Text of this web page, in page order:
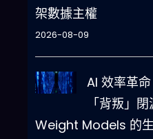
架數據主權
2026-08-09
AI 效率革
「背叛」
Weight Models 的